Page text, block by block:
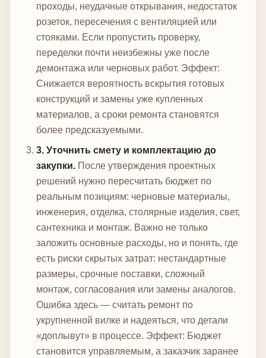
проходы, неудачные открывания, недостаток
розеток, пересечения с вентиляцией или
стояками. Если пропустить проверку,
переделки почти неизбежны уже после
демонтажа или черновых работ. Эффект:
Снижается вероятность вскрытия готовых
конструкций и замены уже купленных
материалов, а сроки ремонта становятся
более предсказуемыми.
3. Уточнить смету и комплектацию до
закупки. После утверждения проектных
решений нужно пересчитать бюджет по
реальным позициям: черновые материалы,
инженерия, отделка, столярные изделия, свет,
сантехника и монтаж. Важно не только
заложить основные расходы, но и понять, где
есть риски скрытых затрат: нестандартные
размеры, срочные поставки, сложный
монтаж, согласования или замены аналогов.
Ошибка здесь — считать ремонт по
укрупненной вилке и надеяться, что детали
«доплывут» в процессе. Эффект: Бюджет
становится управляемым, а заказчик заранее